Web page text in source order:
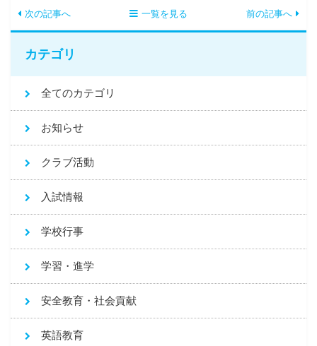
次の記事へ 一覧を見る 前の記事へ
カテゴリ
全てのカテゴリ
お知らせ
クラブ活動
入試情報
学校行事
学習・進学
安全教育・社会貢献
英語教育